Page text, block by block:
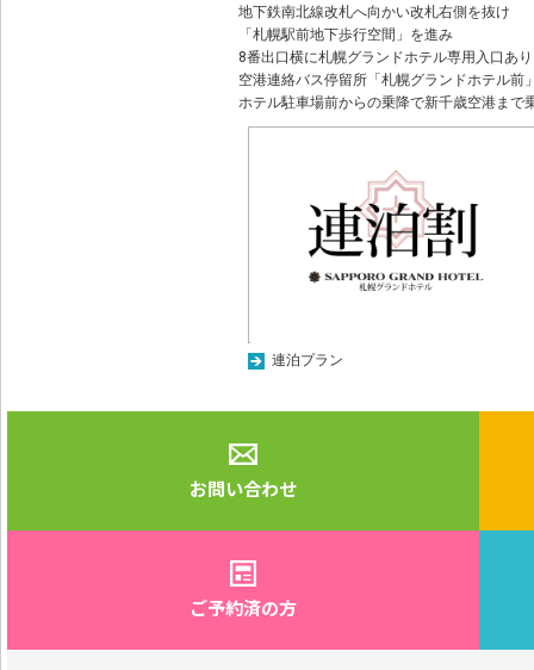
地下鉄南北線改札へ向かい改札右側を抜け
「札幌駅前地下歩行空間」を進み
8番出口横に札幌グランドホテル専用入口あ
空港連絡バス停留所「札幌グランドホテル前
ホテル駐車場前からの乗降で新千歳空港まで
連泊プラン
お問い合わせ
ご予約済の方